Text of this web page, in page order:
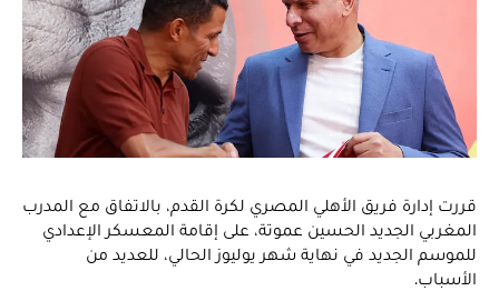
قررت إدارة فريق الأهلي المصري لكرة القدم، بالاتفاق مع المدرب
المغربي الجديد الحسين عموتة، على إقامة المعسكر الإعدادي
للموسم الجديد في نهاية شهر يوليوز الحالي، للعديد من
الأسباب.